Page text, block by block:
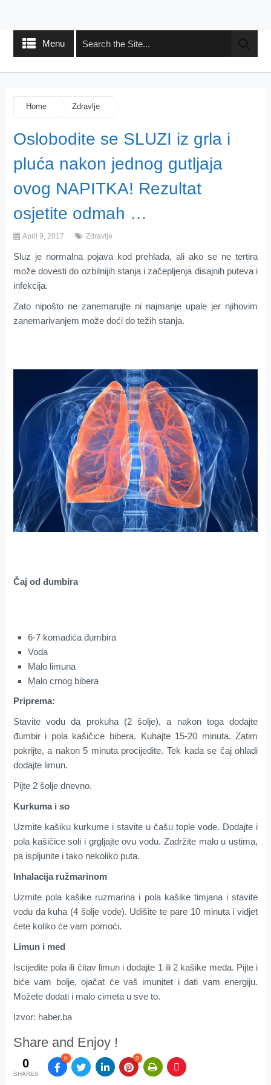
Menu
Home Zdravlje
Oslobodite se SLUZI iz grla i
pluća nakon jednog gutljaja
ovog NAPITKA! Rezultat
osjetite odmah …
April 9, 2017 Zdravlje
Sluz je normalna pojava kod prehlada, ali ako se ne tertira
može dovesti do ozbilnijih stanja i začepljenja disajnih puteva i
infekcija.
Zato nipošto ne zanemarujte ni najmanje upale jer njihovim
zanemarivanjem može doći do težih stanja.
Čaj od đumbira
6-7 komadića đumbira
Voda
Malo limuna
Malo crnog bibera
Priprema:
Stavite vodu da prokuha (2 šolje), a nakon toga dodajte
đumbir i pola kašičice bibera. Kuhajte 15-20 minuta. Zatim
pokrijte, a nakon 5 minuta procijedite. Tek kada se čaj ohladi
dodajte limun.
Pijte 2 šolje dnevno.
Kurkuma i so
Uzmite kašiku kurkume i stavite u čašu tople vode. Dodajte i
pola kašičice soli i grgljajte ovu vodu. Zadržite malo u ustima,
pa ispljunite i tako nekoliko puta.
Inhalacija ružmarinom
Uzmite pola kašike ruzmarina i pola kašike timjana i stavite
vodu da kuha (4 šolje vode). Udišite te pare 10 minuta i vidjet
ćete koliko će vam pomoći.
Limun i med
Iscijedite pola ili čitav limun i dodajte 1 ili 2 kašike meda. Pijte i
biće vam bolje, ojačat će vaš imunitet i dati vam energiju.
Možete dodati i malo cimeta u sve to.
Izvor: haber.ba
Share and Enjoy !
0
SHARES
0 0